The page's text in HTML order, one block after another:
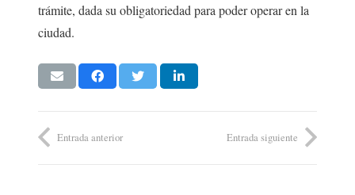
trámite, dada su obligatoriedad para poder operar en la
ciudad.
Entrada anterior Entrada siguiente